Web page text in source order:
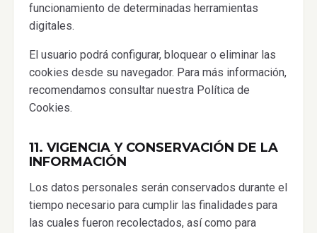
funcionamiento de determinadas herramientas
digitales.
El usuario podrá configurar, bloquear o eliminar las
cookies desde su navegador. Para más información,
recomendamos consultar nuestra Política de
Cookies.
11. VIGENCIA Y CONSERVACIÓN DE LA
INFORMACIÓN
Los datos personales serán conservados durante el
tiempo necesario para cumplir las finalidades para
las cuales fueron recolectados, así como para